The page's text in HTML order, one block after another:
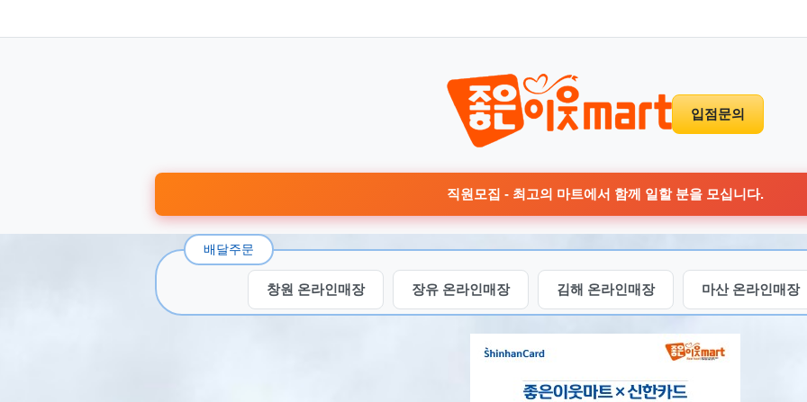
입점문의
직원모집 - 최고의 마트에서 함께 일할 분을 모십니다.
배달주문
창원 온라인매장 장유 온라인매장 김해 온라인매장 마산 온라인매장